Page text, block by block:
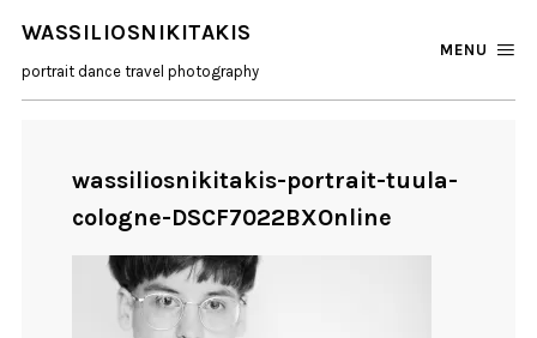
WASSILIOSNIKITAKIS
portrait dance travel photography
MENU
wassiliosnikitakis-portrait-tuula-
cologne-DSCF7022BXOnline